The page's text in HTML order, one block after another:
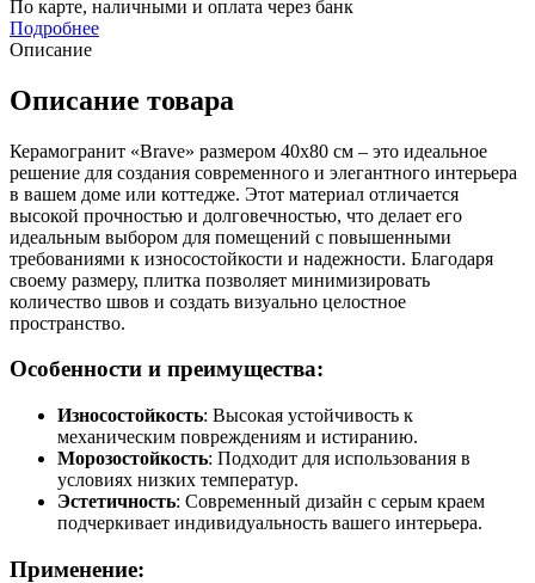
По карте, наличными и оплата через банк
Подробнее
Описание
Описание товара
Керамогранит «Brave» размером 40х80 см – это идеальное
решение для создания современного и элегантного интерьера
в вашем доме или коттедже. Этот материал отличается
высокой прочностью и долговечностью, что делает его
идеальным выбором для помещений с повышенными
требованиями к износостойкости и надежности. Благодаря
своему размеру, плитка позволяет минимизировать
количество швов и создать визуально целостное
пространство.
Особенности и преимущества:
Износостойкость: Высокая устойчивость к
механическим повреждениям и истиранию.
Морозостойкость: Подходит для использования в
условиях низких температур.
Эстетичность: Современный дизайн с серым краем
подчеркивает индивидуальность вашего интерьера.
Применение: